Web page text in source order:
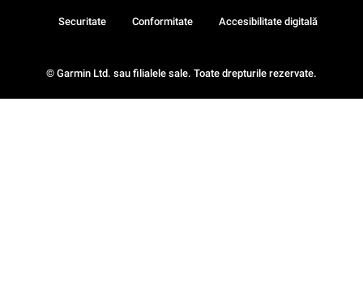
© Garmin Ltd. sau filialele sale. Toate drepturile rezervate.
Securitate Conformitate Accesibilitate digitală